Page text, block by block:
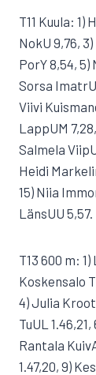
T11 Kuula:
NokU 9,76,
PorY 8,54, 5)
Sorsa ImatrU
Viivi
LappUM
Salmela
Heidi
15) Niia
LänsUU 5,57.
T13 600 m:
Koskensalo
4) Julia
TuUL
Rantala
1.47,20, 9)